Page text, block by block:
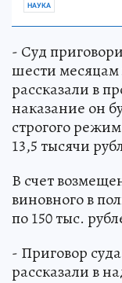
НАУКА
- Суд
шести
рассказали в
наказание он
строгого
13,5 тысячи
В счет
виновного в
по 150 тыс.
- Приговор
рассказали в